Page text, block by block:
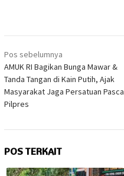
Navigasi
pos
Pos sebelumnya
AMUK RI Bagikan Bunga Mawar &
Tanda Tangan di Kain Putih, Ajak
Masyarakat Jaga Persatuan Pasca
Pilpres
POS TERKAIT